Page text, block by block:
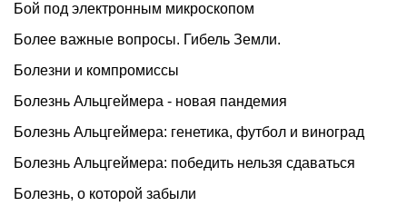
Бой под электронным микроскопом
Более важные вопросы. Гибель Земли.
Болезни и компромиссы
Болезнь Альцгеймера - новая пандемия
Болезнь Альцгеймера: генетика, футбол и виноград
Болезнь Альцгеймера: победить нельзя сдаваться
Болезнь, о которой забыли